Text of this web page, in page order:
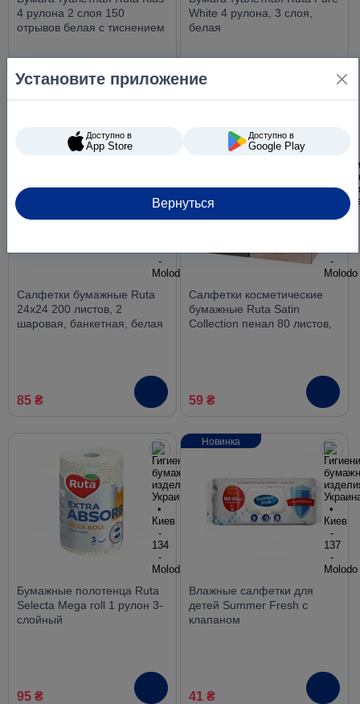
4 рулона 2 слоя 150
отрывов белая с тиснением
66 ₴
White 4 рулона, 3 слоя,
белая
104 ₴
Салфетки бумажные Ruta
24х24 200 листов, 2
шаровая, банкетная, белая
85 ₴
Новинка
Салфетки косметические
бумажные Ruta Satin
Collection пенал 80 листов,
59 ₴
Бумажные полотенца Ruta
Selecta Mega roll 1 рулон 3-
слойный
95 ₴
Влажные салфетки для
детей Summer Fresh с
клапаном
41 ₴
Новинка
Установите приложение
Доступно в
App Store
Доступно в
Google Play
Вернуться